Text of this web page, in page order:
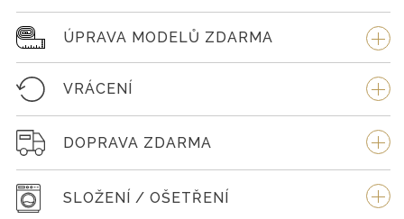
ÚPRAVA MODELŮ ZDARMA
VRÁCENÍ
DOPRAVA ZDARMA
SLOŽENÍ / OŠETŘENÍ